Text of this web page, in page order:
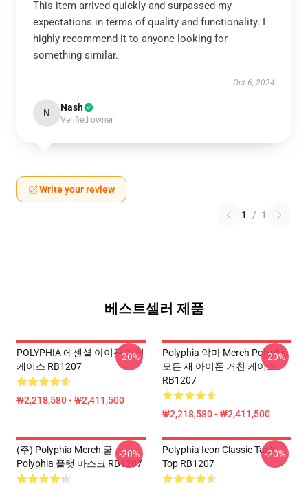
This item arrived quickly and surpassed my
expectations in terms of quality and functionality. I
highly recommend it to anyone looking for
something similar.
Oct 6, 2024
N Nash
Verified owner
Write your review
1 / 1
베스트셀러 제품
POLYPHIA 에센셜 아이폰 거친
케이스 RB1207
₩2,218,580 - ₩2,411,500
-20%
Polyphia 악마 Merch Polyphia
모든 새 아이폰 거친 케이스
RB1207
₩2,218,580 - ₩2,411,500
-20%
(주) Polyphia Merch 쿨
Polyphia 플랫 마스크 RB1207
-20%
Polyphia Icon Classic Tank
Top RB1207
-20%